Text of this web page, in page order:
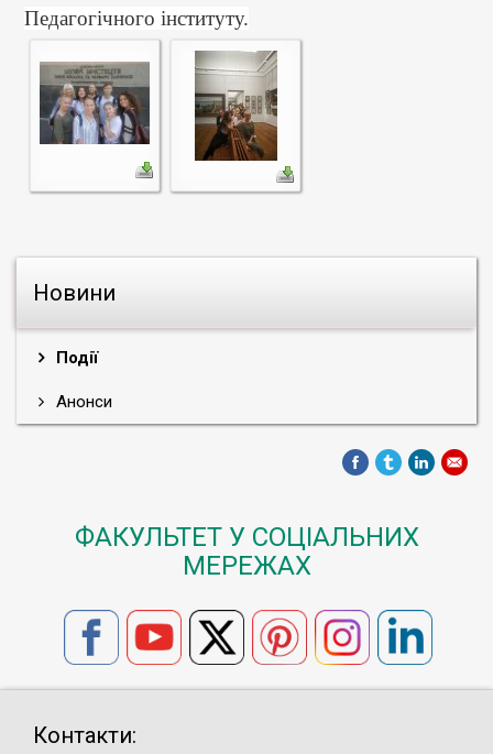
Новини
Події
Анонси
Педагогічного інституту.
ФАКУЛЬТЕТ У СОЦІАЛЬНИХ
МЕРЕЖАХ
Контакти: